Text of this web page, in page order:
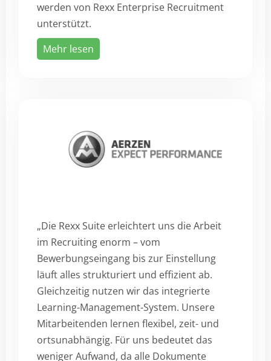
werden von Rexx Enterprise Recruitment
unterstützt.
Mehr lesen
„Die Rexx Suite erleichtert uns die Arbeit
im Recruiting enorm – vom
Bewerbungseingang bis zur Einstellung
läuft alles strukturiert und effizient ab.
Gleichzeitig nutzen wir das integrierte
Learning-Management-System. Unsere
Mitarbeitenden lernen flexibel, zeit- und
ortsunabhängig. Für uns bedeutet das
weniger Aufwand, da alle Dokumente